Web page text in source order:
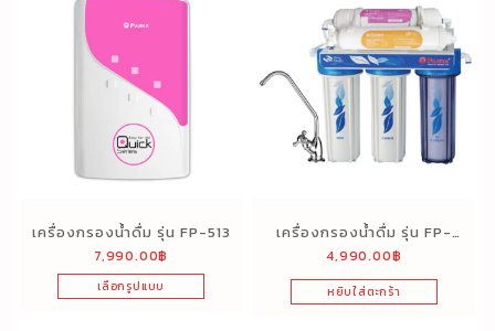
เครื่องกรองน้ำดื่ม รุ่น FP-513
7,990.00฿
เลือกรูปแบบ
เครื่องกรองน้ำดื่ม รุ่น FP-
549HF (5 ขั้นตอน)
4,990.00฿
หยิบใส่ตะกร้า